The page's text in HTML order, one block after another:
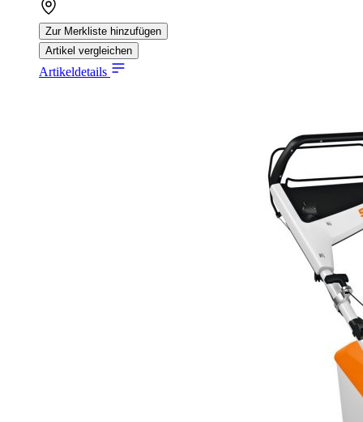
Zur Merkliste hinzufügen
Artikel vergleichen
Artikeldetails